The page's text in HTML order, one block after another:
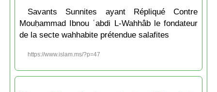
Savants Sunnites ayant Répliqué Contre
Mouḥammad Ibnou ʿabdi L-Wahhâb le fondateur
de la secte wahhabite prétendue salafites
https://www.islam.ms/?p=47